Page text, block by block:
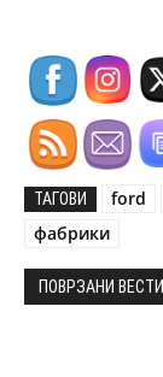
ТАГОВИ ford
фабрики
ПОВРЗАНИ ВЕСТИ